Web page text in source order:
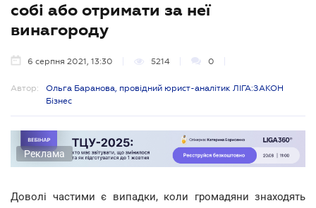
собі або отримати за неї
винагороду
6 серпня 2021, 13:30 5214 0
Автор:
Ольга Баранова, провідний юрист-аналітик ЛІГА:ЗАКОН
Бізнес
Реклама
Доволі частими є випадки, коли громадяни знаходять